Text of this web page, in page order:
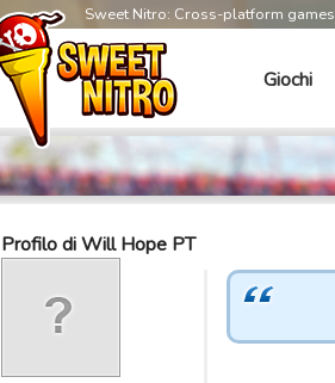
Sweet Nitro: Cross-platform games
Giochi
Profilo di Will Hope PT